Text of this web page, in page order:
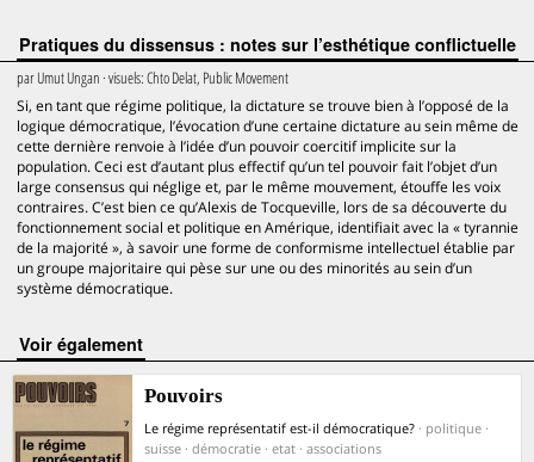
Pratiques du dissensus : notes sur l’esthétique conflictuelle
parUmut Ungan · visuels:Chto Delat, Public Movement
Si, en tant que régime politique, la dictature se trouve bien à l’opposé de la
logique démocratique, l’évocation d’une certaine dictature au sein même de
cette dernière renvoie à l’idée d’un pouvoir coercitif implicite sur la
population. Ceci est d’autant plus effectif qu’un tel pouvoir fait l’objet d’un
large consensus qui néglige et, par le même mouvement, étouffe les voix
contraires. C’est bien ce qu’Alexis de Tocqueville, lors de sa découverte du
fonctionnement social et politique en Amérique, identifiait avec la « tyrannie
de la majorité », à savoir une forme de conformisme intellectuel établie par
un groupe majoritaire qui pèse sur une ou des minorités au sein d’un
système démocratique.
voir également
Pouvoirs
Le régime représentatif est-il démocratique? · politique ·
suisse · démocratie · etat · associations